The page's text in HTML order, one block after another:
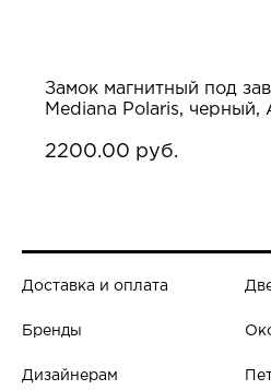
Замок магнитный под
Mediana Polaris, черный,
2200.00 руб.
Доставка и оплата
Бренды
Дизайнерам